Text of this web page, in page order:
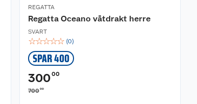
REGATTA
Regatta Oceano våtdrakt herre
SVART
☆☆☆☆☆ (0)
SPAR 400
30000
70000